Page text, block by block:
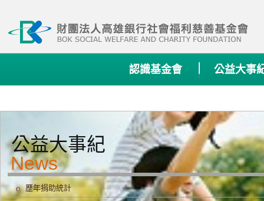
認識基金會 公益大事
公益大事紀
歷年捐助統計